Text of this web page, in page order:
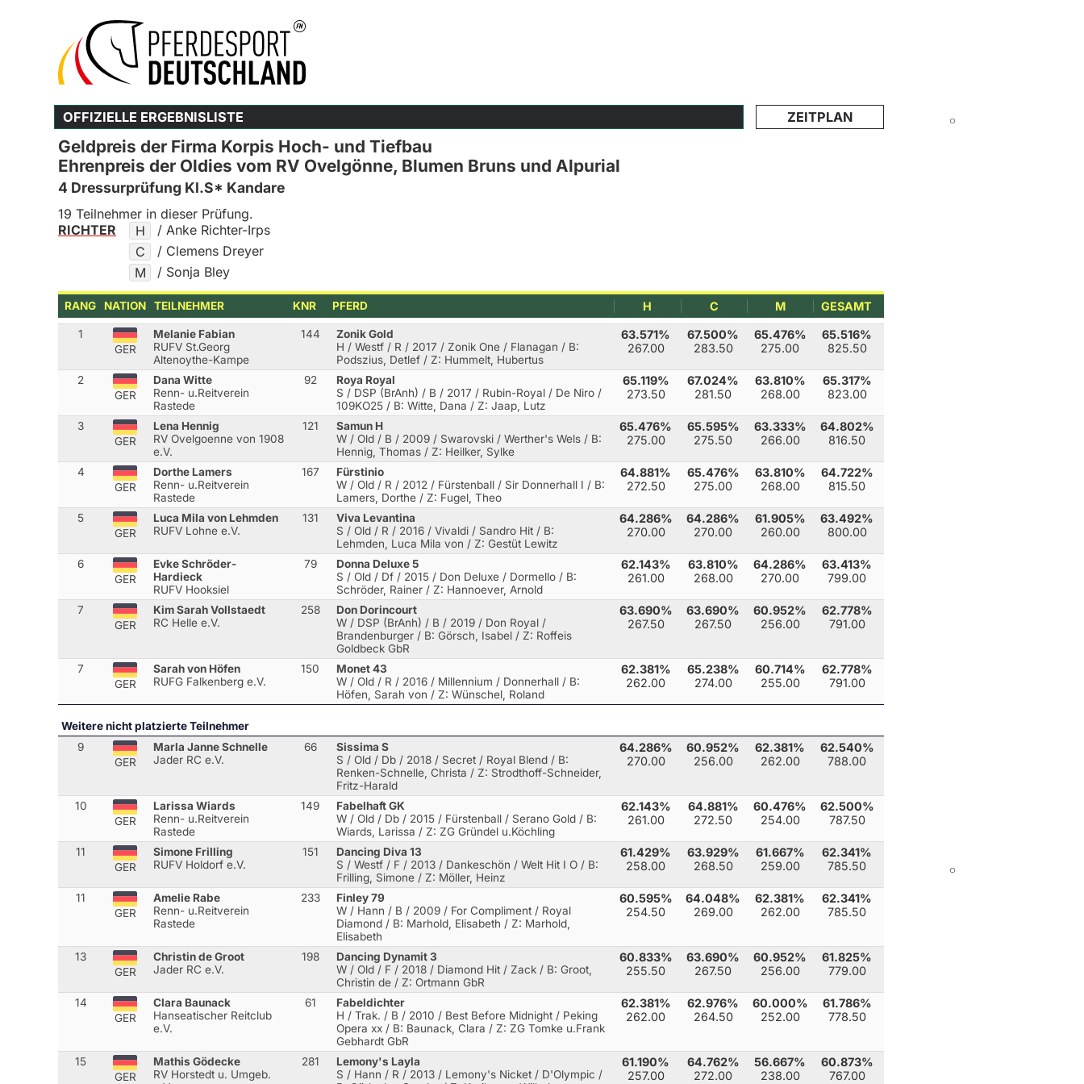
OFFIZIELLE ERGEBNISLISTE ZEITPLAN
Geldpreis der Firma Korpis Hoch- und Tiefbau
Ehrenpreis der Oldies vom RV Ovelgönne, Blumen Bruns und Alpurial
4 Dressurprüfung Kl.S* Kandare
19 Teilnehmer in dieser Prüfung.
RICHTER
H
/ Anke Richter-Irps
C
/ Clemens Dreyer
M
/ Sonja Bley
RANG NATION TEILNEHMER KNR PFERD H C M GESAMT
1
GER
Melanie Fabian
RUFV St.Georg
Altenoythe-Kampe
144
Zonik Gold
H / Westf / R / 2017 / Zonik One / Flanagan / B:
Podszius, Detlef / Z: Hummelt, Hubertus
63.571%
267.00
67.500%
283.50
65.476%
275.00
65.516%
825.50
2
GER
Dana Witte
Renn- u.Reitverein
Rastede
92
Roya Royal
S / DSP (BrAnh) / B / 2017 / Rubin-Royal / De Niro /
109KO25 / B: Witte, Dana / Z: Jaap, Lutz
65.119%
273.50
67.024%
281.50
63.810%
268.00
65.317%
823.00
3
GER
Lena Hennig
RV Ovelgoenne von 1908
e.V.
121
Samun H
W / Old / B / 2009 / Swarovski / Werther's Wels / B:
Hennig, Thomas / Z: Heilker, Sylke
65.476%
275.00
65.595%
275.50
63.333%
266.00
64.802%
816.50
4
GER
Dorthe Lamers
Renn- u.Reitverein
Rastede
167
Fürstinio
W / Old / R / 2012 / Fürstenball / Sir Donnerhall I / B:
Lamers, Dorthe / Z: Fugel, Theo
64.881%
272.50
65.476%
275.00
63.810%
268.00
64.722%
815.50
5
GER
Luca Mila von Lehmden
RUFV Lohne e.V.
131
Viva Levantina
S / Old / R / 2016 / Vivaldi / Sandro Hit / B:
Lehmden, Luca Mila von / Z: Gestüt Lewitz
64.286%
270.00
64.286%
270.00
61.905%
260.00
63.492%
800.00
6
GER
Evke Schröder-
Hardieck
RUFV Hooksiel
79
Donna Deluxe 5
S / Old / Df / 2015 / Don Deluxe / Dormello / B:
Schröder, Rainer / Z: Hannoever, Arnold
62.143%
261.00
63.810%
268.00
64.286%
270.00
63.413%
799.00
7
GER
Kim Sarah Vollstaedt
RC Helle e.V.
258
Don Dorincourt
W / DSP (BrAnh) / B / 2019 / Don Royal /
Brandenburger / B: Görsch, Isabel / Z: Roffeis
Goldbeck GbR
63.690%
267.50
63.690%
267.50
60.952%
256.00
62.778%
791.00
7
GER
Sarah von Höfen
RUFG Falkenberg e.V.
150
Monet 43
W / Old / R / 2016 / Millennium / Donnerhall / B:
Höfen, Sarah von / Z: Wünschel, Roland
62.381%
262.00
65.238%
274.00
60.714%
255.00
62.778%
791.00
Weitere nicht platzierte Teilnehmer
9
GER
Marla Janne Schnelle
Jader RC e.V.
66
Sissima S
S / Old / Db / 2018 / Secret / Royal Blend / B:
Renken-Schnelle, Christa / Z: Strodthoff-Schneider,
Fritz-Harald
64.286%
270.00
60.952%
256.00
62.381%
262.00
62.540%
788.00
10
GER
Larissa Wiards
Renn- u.Reitverein
Rastede
149
Fabelhaft GK
W / Old / Db / 2015 / Fürstenball / Serano Gold / B:
Wiards, Larissa / Z: ZG Gründel u.Köchling
62.143%
261.00
64.881%
272.50
60.476%
254.00
62.500%
787.50
11
GER
Simone Frilling
RUFV Holdorf e.V.
151
Dancing Diva 13
S / Westf / F / 2013 / Dankeschön / Welt Hit I O / B:
Frilling, Simone / Z: Möller, Heinz
61.429%
258.00
63.929%
268.50
61.667%
259.00
62.341%
785.50
11
GER
Amelie Rabe
Renn- u.Reitverein
Rastede
233
Finley 79
W / Hann / B / 2009 / For Compliment / Royal
Diamond / B: Marhold, Elisabeth / Z: Marhold,
Elisabeth
60.595%
254.50
64.048%
269.00
62.381%
262.00
62.341%
785.50
13
GER
Christin de Groot
Jader RC e.V.
198
Dancing Dynamit 3
W / Old / F / 2018 / Diamond Hit / Zack / B: Groot,
Christin de / Z: Ortmann GbR
60.833%
255.50
63.690%
267.50
60.952%
256.00
61.825%
779.00
14
GER
Clara Baunack
Hanseatischer Reitclub
e.V.
61
Fabeldichter
H / Trak. / B / 2010 / Best Before Midnight / Peking
Opera xx / B: Baunack, Clara / Z: ZG Tomke u.Frank
Gebhardt GbR
62.381%
262.00
62.976%
264.50
60.000%
252.00
61.786%
778.50
15
GER
Mathis Gödecke
RV Horstedt u. Umgeb.
281
Lemony's Layla
S / Hann / R / 2013 / Lemony's Nicket / D'Olympic /
61.190%
257.00
64.762%
272.00
56.667%
238.00
60.873%
767.00